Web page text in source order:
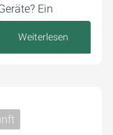
Ein
Weiterlesen